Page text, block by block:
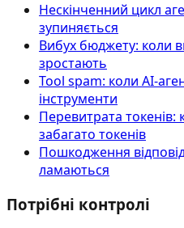
Нескінченний цикл
зупиняється
Вибух бюджету: коли
зростають
Tool spam: коли AI-
інструменти
Перевитрата токенів:
забагато токенів
Пошкодження
ламаються
Потрібні контролі